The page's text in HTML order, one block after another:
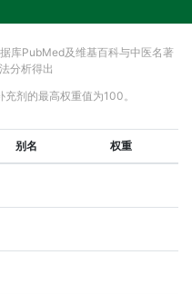
库PubMed及维基百科与中医名著
分析得出
剂的最高权重值为100。
别名 权重